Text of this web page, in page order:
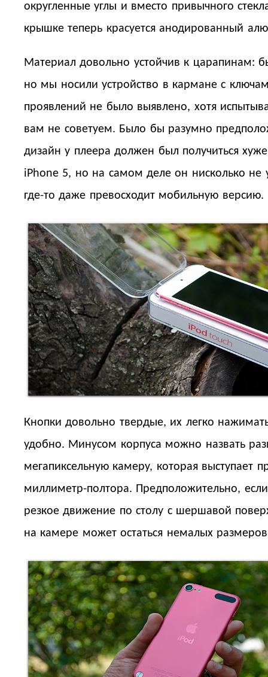
округленные углы и вместо привычного
крышке теперь красуется анодированный
Материал довольно устойчив к царапинам:
но мы носили устройство в кармане с
проявлений не было выявлено, хотя
вам не советуем. Было бы разумно
дизайн у плеера должен был получиться
iPhone 5, но на самом деле он нисколько не
где-то даже превосходит мобильную версию.
Кнопки довольно твердые, их легко
удобно. Минусом корпуса можно назвать
мегапиксельную камеру, которая выступает
миллиметр-полтора. Предположительно, если
резкое движение по столу с шершавой
на камере может остаться немалых